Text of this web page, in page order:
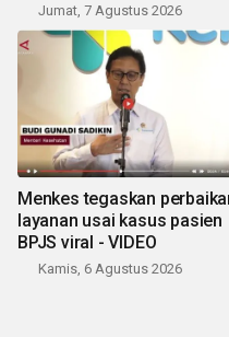
Jumat, 7 Agustus 2026
Menkes tegaskan
layanan usai kasus pasien
BPJS viral - VIDEO
Kamis, 6 Agustus 2026